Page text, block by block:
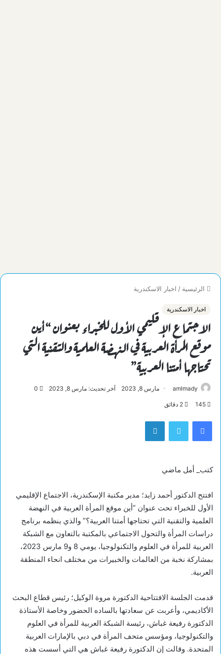
الرئيسية / اخبار الاسكندرية
اخبار الاسكندرية
الاجتماع الإقليمي الأول للخبراء بعنوان “أين
موقع المرأة العربية في النهضة العلمية والتقنية التي
تحتاجها أمتنا العربية”
amlmady مارس 8, 2023 آخر تحديث: مارس 8, 2023 0
145
فيسبوك تويتر لينكدإن
كتب_ أمل ماضي
افتتح الدكتور أحمد زايد؛ مدير مكتبة الإسكندرية، الاجتماع الإقليمي
الأول للخبراء تحت عنوان “أين موقع المرأة العربية في النهضة
العلمية والتقنية التي تحتاجها أمتنا العربية؟” والذي ينظمه برنامج
دراسات المرأة والتحول الاجتماعي بالمكتبة بالتعاون مع الشبكة
العربية للمرأة في العلوم والتكنولوجيا، يومي 8 و9 مارس 2023،
بمشاركة نخبة من العالمات والخبيرات من مختلف انحاء المنطقة
العربية.
قدمت الجلسة الافتتاحية الدكتورة مروة الوكيل؛ رئيس قطاع البحث
الأكاديمي، وأعربت عن سعادتها بالساده الحضور وخاصة الأستاذة
الدكتورة رفيعة غباش، رئيسة الشبكة العربية للمرأة في العلوم
والتكنولوجيا، ومؤسس متحف المرأة في دبي بالإمارات العربية
المتحدة. وقالت إن الدكتورة رفيعة غباش هي التي أسست هذه